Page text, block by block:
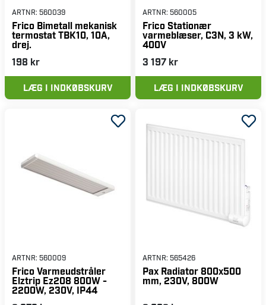
ARTNR: 560039
Frico Bimetall mekanisk
termostat TBK10, 10A,
drej.
198 kr
LÆG I INDKØBSKURV
ARTNR: 560005
Frico Stationær
varmeblæser, C3N, 3 kW,
400V
3 197 kr
LÆG I INDKØBSKURV
ARTNR: 560009
Frico Varmeudstråler
Elztrip Ez208 800W -
2200W, 230V, IP44
ARTNR: 565426
Pax Radiator 800x500
mm, 230V, 800W